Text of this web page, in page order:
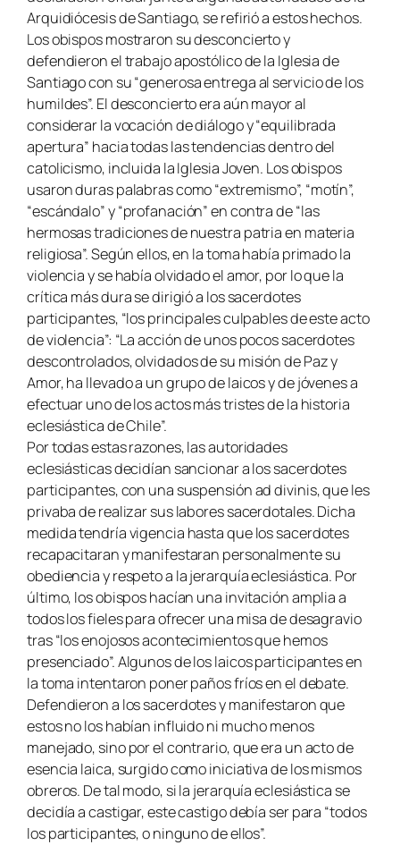
Arquidiócesis de Santiago, se refirió a estos hechos.
Los obispos mostraron su desconcierto y
defendieron el trabajo apostólico de la Iglesia de
Santiago con su “generosa entrega al servicio de los
humildes”. El desconcierto era aún mayor al
considerar la vocación de diálogo y “equilibrada
apertura” hacia todas las tendencias dentro del
catolicismo, incluida la Iglesia Joven. Los obispos
usaron duras palabras como “extremismo”, “motín”,
“escándalo” y “profanación” en contra de “las
hermosas tradiciones de nuestra patria en materia
religiosa”. Según ellos, en la toma había primado la
violencia y se había olvidado el amor, por lo que la
crítica más dura se dirigió a los sacerdotes
participantes, “los principales culpables de este acto
de violencia”: “La acción de unos pocos sacerdotes
descontrolados, olvidados de su misión de Paz y
Amor, ha llevado a un grupo de laicos y de jóvenes a
efectuar uno de los actos más tristes de la historia
eclesiástica de Chile”.
Por todas estas razones, las autoridades
eclesiásticas decidían sancionar a los sacerdotes
participantes, con una suspensión ad divinis, que les
privaba de realizar sus labores sacerdotales. Dicha
medida tendría vigencia hasta que los sacerdotes
recapacitaran y manifestaran personalmente su
obediencia y respeto a la jerarquía eclesiástica. Por
último, los obispos hacían una invitación amplia a
todos los fieles para ofrecer una misa de desagravio
tras “los enojosos acontecimientos que hemos
presenciado”. Algunos de los laicos participantes en
la toma intentaron poner paños fríos en el debate.
Defendieron a los sacerdotes y manifestaron que
estos no los habían influido ni mucho menos
manejado, sino por el contrario, que era un acto de
esencia laica, surgido como iniciativa de los mismos
obreros. De tal modo, si la jerarquía eclesiástica se
decidía a castigar, este castigo debía ser para “todos
los participantes, o ninguno de ellos”.